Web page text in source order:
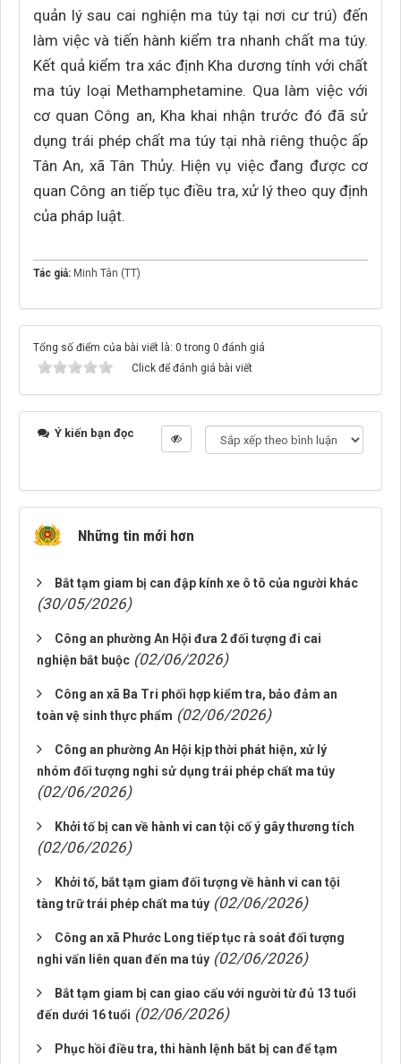
quản lý sau cai nghiện ma túy tại nơi cư trú) đến
làm việc và tiến hành kiểm tra nhanh chất ma túy.
Kết quả kiểm tra xác định Kha dương tính với chất
ma túy loại Methamphetamine. Qua làm việc với
cơ quan Công an, Kha khai nhận trước đó đã sử
dụng trái phép chất ma túy tại nhà riêng thuộc ấp
Tân An, xã Tân Thủy. Hiện vụ việc đang được cơ
quan Công an tiếp tục điều tra, xử lý theo quy định
của pháp luật.
Tác giả: Minh Tân (TT)
Tổng số điểm của bài viết là: 0 trong 0 đánh giá
Click để đánh giá bài viết
Ý kiến bạn đọc
Những tin mới hơn
Bắt tạm giam bị can đập kính xe ô tô của người khác
(30/05/2026)
Công an phường An Hội đưa 2 đối tượng đi cai
nghiện bắt buộc (02/06/2026)
Công an xã Ba Tri phối hợp kiểm tra, bảo đảm an
toàn vệ sinh thực phẩm (02/06/2026)
Công an phường An Hội kịp thời phát hiện, xử lý
nhóm đối tượng nghi sử dụng trái phép chất ma túy
(02/06/2026)
Khởi tố bị can về hành vi can tội cố ý gây thương tích
(02/06/2026)
Khởi tố, bắt tạm giam đối tượng về hành vi can tội
tàng trữ trái phép chất ma túy (02/06/2026)
Công an xã Phước Long tiếp tục rà soát đối tượng
nghi vấn liên quan đến ma túy (02/06/2026)
Bắt tạm giam bị can giao cấu với người từ đủ 13 tuổi
đến dưới 16 tuổi (02/06/2026)
Phục hồi điều tra, thi hành lệnh bắt bị can để tạm